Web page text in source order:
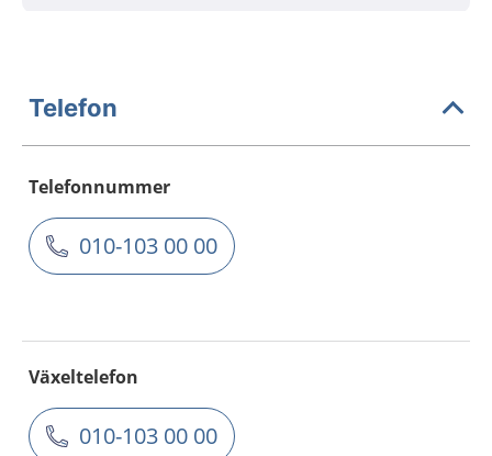
Telefon
Telefonnummer
010-103 00 00
Växeltelefon
010-103 00 00